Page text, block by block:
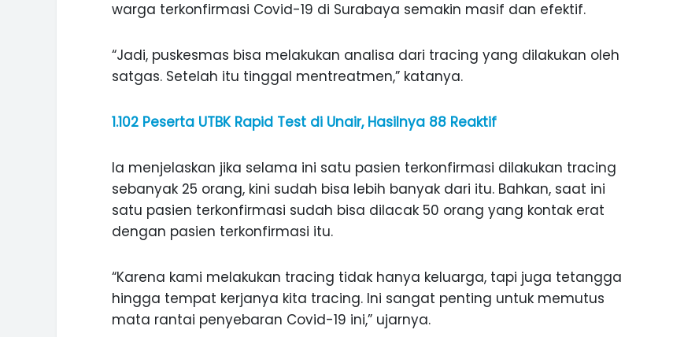
warga terkonfirmasi Covid-19 di Surabaya semakin masif dan efektif.
“Jadi, puskesmas bisa melakukan analisa dari tracing yang dilakukan oleh
satgas. Setelah itu tinggal mentreatmen,” katanya.
1.102 Peserta UTBK Rapid Test di Unair, Hasilnya 88 Reaktif
Ia menjelaskan jika selama ini satu pasien terkonfirmasi dilakukan tracing
sebanyak 25 orang, kini sudah bisa lebih banyak dari itu. Bahkan, saat ini
satu pasien terkonfirmasi sudah bisa dilacak 50 orang yang kontak erat
dengan pasien terkonfirmasi itu.
“Karena kami melakukan tracing tidak hanya keluarga, tapi juga tetangga
hingga tempat kerjanya kita tracing. Ini sangat penting untuk memutus
mata rantai penyebaran Covid-19 ini,” ujarnya.